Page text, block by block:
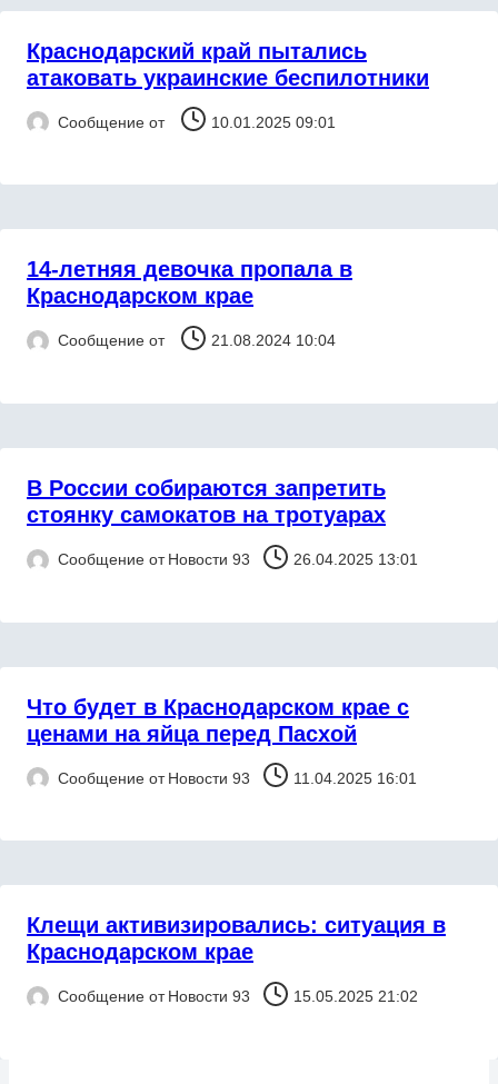
Краснодарский край пытались
атаковать украинские беспилотники
Сообщение от 10.01.2025 09:01
14-летняя девочка пропала в
Краснодарском крае
Сообщение от 21.08.2024 10:04
В России собираются запретить
стоянку самокатов на тротуарах
Сообщение от Новости 93 26.04.2025 13:01
Что будет в Краснодарском крае с
ценами на яйца перед Пасхой
Сообщение от Новости 93 11.04.2025 16:01
Клещи активизировались: ситуация в
Краснодарском крае
Сообщение от Новости 93 15.05.2025 21:02